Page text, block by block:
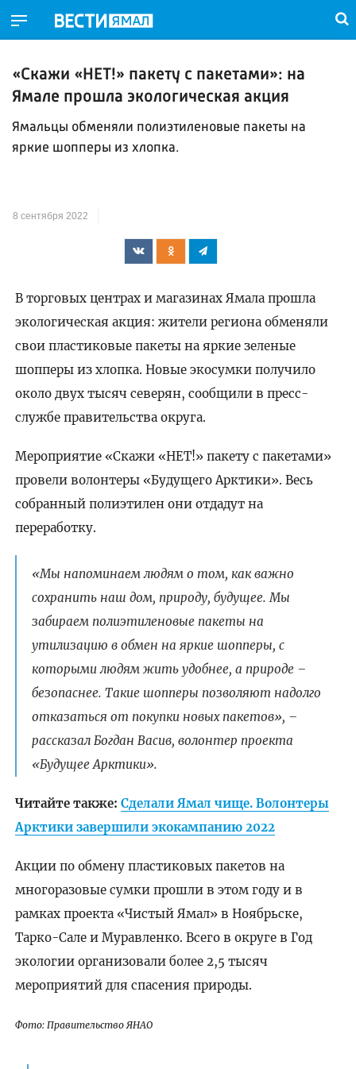
«Скажи «НЕТ!» пакету с пакетами»: на
Ямале прошла экологическая акция
Ямальцы обменяли полиэтиленовые пакеты на
яркие шопперы из хлопка.
8 сентября 2022
В торговых центрах и магазинах Ямала прошла
экологическая акция: жители региона обменяли
свои пластиковые пакеты на яркие зеленые
шопперы из хлопка. Новые экосумки получило
около двух тысяч северян, сообщили в пресс-
службе правительства округа.
Мероприятие «Скажи «НЕТ!» пакету с пакетами»
провели волонтеры «Будущего Арктики». Весь
собранный полиэтилен они отдадут на
переработку.
«Мы напоминаем людям о том, как важно
сохранить наш дом, природу, будущее. Мы
забираем полиэтиленовые пакеты на
утилизацию в обмен на яркие шопперы, с
которыми людям жить удобнее, а природе –
безопаснее. Такие шопперы позволяют надолго
отказаться от покупки новых пакетов», –
рассказал Богдан Васив, волонтер проекта
«Будущее Арктики».
Читайте также: Сделали Ямал чище. Волонтеры
Арктики завершили экокампанию 2022
Акции по обмену пластиковых пакетов на
многоразовые сумки прошли в этом году и в
рамках проекта «Чистый Ямал» в Ноябрьске,
Тарко-Сале и Муравленко. Всего в округе в Год
экологии организовали более 2,5 тысяч
мероприятий для спасения природы.
Фото: Правительство ЯНАО